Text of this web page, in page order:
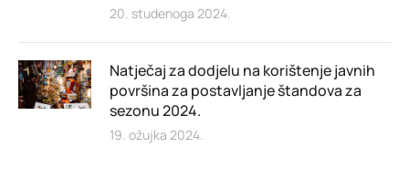
20. studenoga 2024.
Natječaj za dodjelu na korištenje javnih
površina za postavljanje štandova za
sezonu 2024.
19. ožujka 2024.